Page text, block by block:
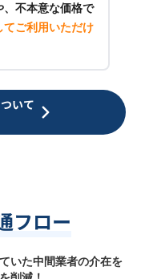
、不本意な価格で
てご利用いただけ
いて
フロー
いた中間業者の介在を